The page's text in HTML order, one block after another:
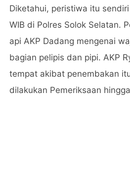
Diketahui, peristiwa itu
WIB di Polres Solok Selatan.
api AKP Dadang mengenai
bagian pelipis dan pipi. AKP
tempat akibat penembakan
dilakukan Pemeriksaan